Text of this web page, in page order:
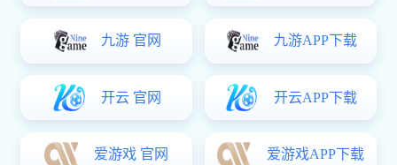
钢板
传送模
铸铁